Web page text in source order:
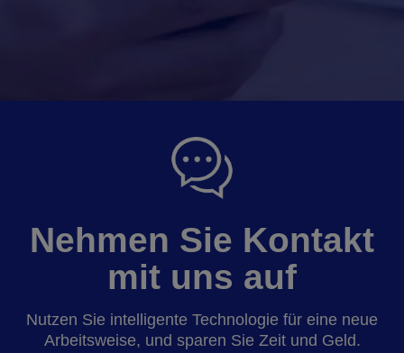
Nehmen Sie Kontakt
mit uns auf
Nutzen Sie intelligente Technologie für eine neue
Arbeitsweise, und sparen Sie Zeit und Geld.